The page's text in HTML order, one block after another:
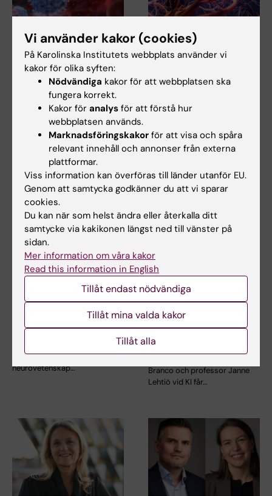
Ny metod skiljer
mellan friska och
sjuka immunceller i
blodprov
Forskare vid Karolinska
Institutet och SciLifeLab har
utvecklat en ny…
Somatiska
mutationer kopplas
till kärlskador vid
progeria
progeria bryts blodkärlen ner i
förtid. En…
27 jul 2026
Juliette Foucher
tilldelas prestigefyllt
internationellt ALS-
anslag
vid institutionen för klinisk
neurovetenskap…
24 jul 2026
Två KI-forskare får
innovationsfinansieri
ng från Knut och
Alice Wallenbergs
Stiftelse
Branco och professor Janne
Lehtiö vid KI får…
Vi använder kakor (cookies)
På Karolinska Institutets webbplats använder vi
kakor för olika syften:
Nödvändiga kakor för att webbplatsen ska
fungera korrekt.
Kakor för analys för att förstå hur
webbplatsen används.
Marknadsföringskakor för att visa och spåra
relevant innehåll och annonser från externa
plattformar.
Viss information kan överföras till länder utanför EU.
Genom att samtycka godkänner du att vi sparar
cookies.
Du kan när som helst ändra eller återkalla ditt
samtycke via kakikonen längst ned till vänster på
sidan.
Mer information om våra kakor
Read this information in English
Tillåt endast nödvändiga
Tillåt mina valda kakor
Tillåt alla